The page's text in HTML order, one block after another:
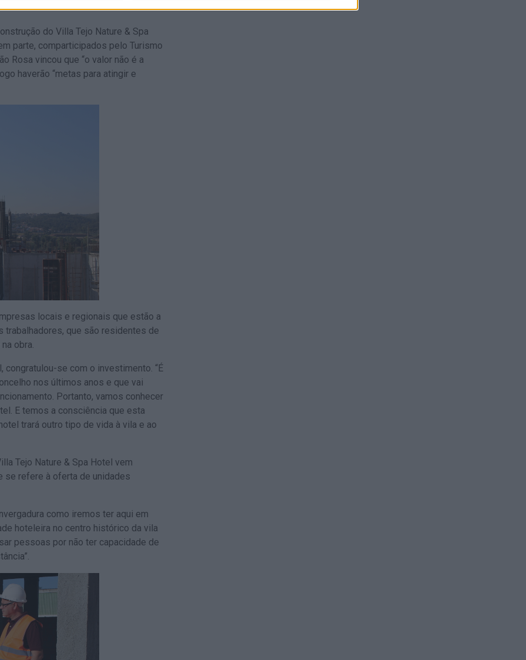
do Villa Tejo Nature & Spa
parte, comparticipados pelo Turismo
Rosa vincou que “o valor não é a
haverão “metas para atingir e
locais e regionais que estão a
trabalhadores, que são residentes de
obra.
congratulou-se com o investimento. “É
nos últimos anos e que vai
Portanto, vamos conhecer
E temos a consciência que esta
trará outro tipo de vida à vila e ao
Tejo Nature & Spa Hotel vem
se refere à oferta de unidades
como iremos ter aqui em
hoteleira no centro histórico da vila
pessoas por não ter capacidade de